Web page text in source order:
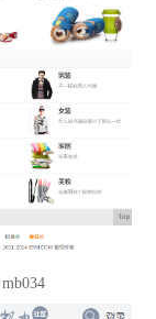
mb034